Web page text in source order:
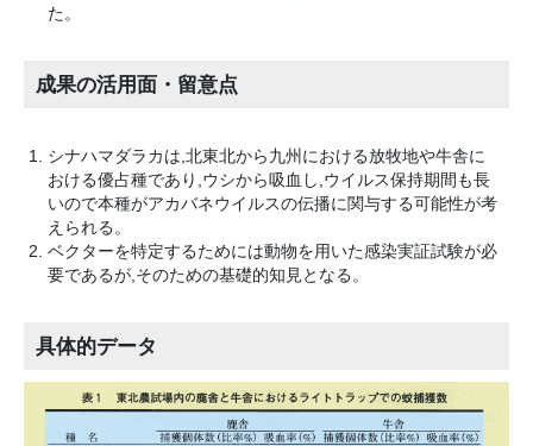
た。
成果の活用面・留意点
シナハマダラカは,北東北から九州における放牧地や牛舎に
おける優占種であり,ウシから吸血し,ウイルス保持期間も長
いので本種がアカバネウイルスの伝播に関与する可能性が考
えられる。
ベクターを特定するためには動物を用いた感染実証試験が必
要であるが,そのための基礎的知見となる。
具体的データ